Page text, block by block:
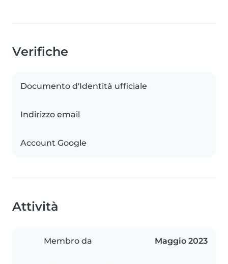
Verifiche
Documento d'Identità ufficiale
Indirizzo email
Account Google
Attività
Membro da Maggio 2023